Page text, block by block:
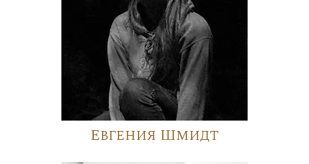
Евгения Шмидт